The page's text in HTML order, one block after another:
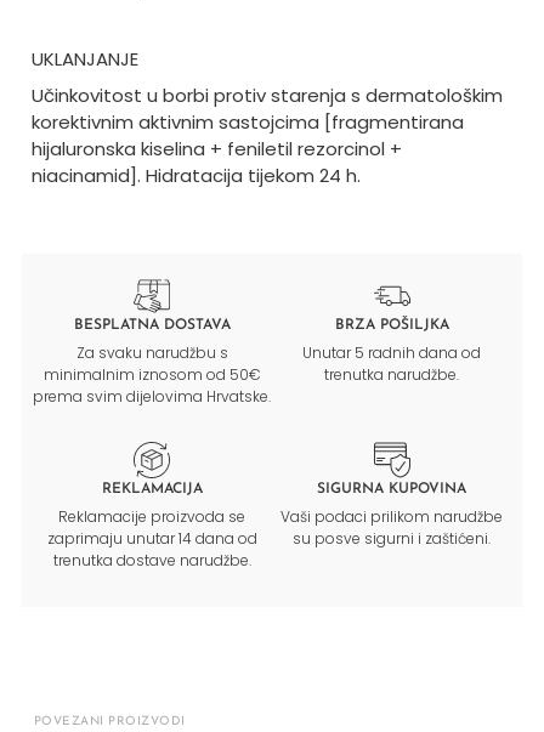
UKLANJANJE
Učinkovitost u borbi protiv starenja s dermatološkim
korektivnim aktivnim sastojcima [fragmentirana
hijaluronska kiselina + feniletil rezorcinol +
niacinamid]. Hidratacija tijekom 24 h.
BESPLATNA DOSTAVA
Za svaku narudžbu s
minimalnim iznosom od 50€
prema svim dijelovima Hrvatske.
BRZA POŠILJKA
Unutar 5 radnih dana od
trenutka narudžbe.
REKLAMACIJA
Reklamacije proizvoda se
zaprimaju unutar 14 dana od
trenutka dostave narudžbe.
SIGURNA KUPOVINA
Vaši podaci prilikom narudžbe
su posve sigurni i zaštićeni.
POVEZANI PROIZVODI